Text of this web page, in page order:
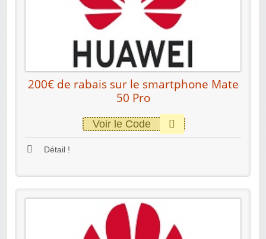
200€ de rabais sur le smartphone Mate
50 Pro
Voir le Code
Détail !